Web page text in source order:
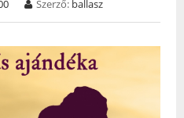
Szerző: ballasz